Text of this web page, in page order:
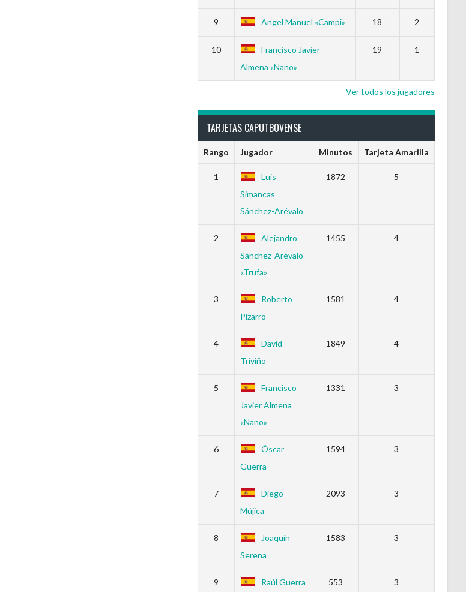
9 Angel Manuel «Campi» 18 2
10
Francisco Javier
Almena «Nano»
19 1
Ver todos los jugadores
TARJETAS CAPUTBOVENSE
Rango Jugador Minutos Tarjeta Amarilla
1
Luis
Simancas
Sánchez-Arévalo
1872 5
2
Alejandro
Sánchez-Arévalo
«Trufa»
1455 4
3
Roberto
Pizarro
1581 4
4
David
Triviño
1849 4
5
Francisco
Javier Almena
«Nano»
1331 3
6
Óscar
Guerra
1594 3
7
Diego
Mújica
2093 3
8
Joaquín
Serena
1583 3
9 Raúl Guerra 553 3